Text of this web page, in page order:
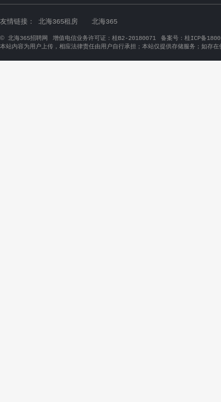
友情链接： 北海365租房 北海365
© 北海365招聘网 增值电信业务许可证：桂B2-20180071
备案号：桂ICP备
本站内容为用户上传，相应法律责任由用户自行承担；本站仅提供存储服务；如存